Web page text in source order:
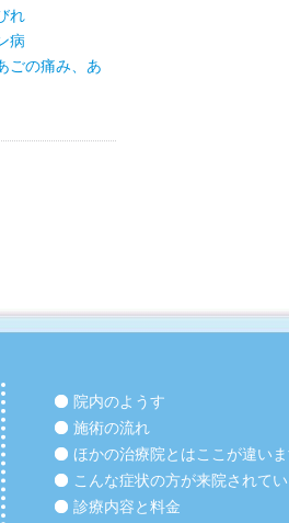
れ
病
ごの痛み、あ
院内のようす
施術の流れ
ほかの治療院とはここが違い
こんな症状の方が来院されて
診療内容と料金